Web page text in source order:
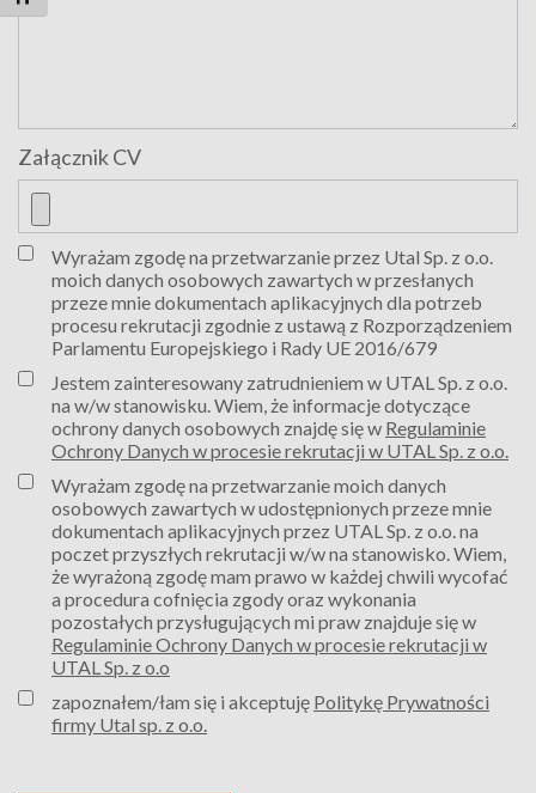
Załącznik CV
Wyrażam zgodę na przetwarzanie przez Utal Sp. z o.o.
moich danych osobowych zawartych w przesłanych
przeze mnie dokumentach aplikacyjnych dla potrzeb
procesu rekrutacji zgodnie z ustawą z Rozporządzeniem
Parlamentu Europejskiego i Rady UE 2016/679
Jestem zainteresowany zatrudnieniem w UTAL Sp. z o.o.
na w/w stanowisku. Wiem, że informacje dotyczące
ochrony danych osobowych znajdę się w Regulaminie
Ochrony Danych w procesie rekrutacji w UTAL Sp. z o.o.
Wyrażam zgodę na przetwarzanie moich danych
osobowych zawartych w udostępnionych przeze mnie
dokumentach aplikacyjnych przez UTAL Sp. z o.o. na
poczet przyszłych rekrutacji w/w na stanowisko. Wiem,
że wyrażoną zgodę mam prawo w każdej chwili wycofać
a procedura cofnięcia zgody oraz wykonania
pozostałych przysługujących mi praw znajduje się w
Regulaminie Ochrony Danych w procesie rekrutacji w
UTAL Sp. z o.o
zapoznałem/łam się i akceptuję Politykę Prywatności
firmy Utal sp. z o.o.